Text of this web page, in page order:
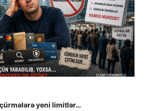
yeni limitlər…